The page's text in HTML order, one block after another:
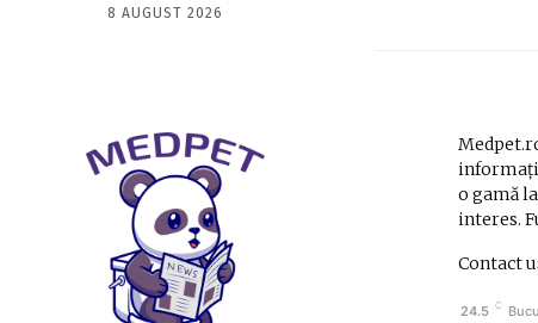
8 AUGUST 2026
o gamă
interes.
Contact
24.5 C